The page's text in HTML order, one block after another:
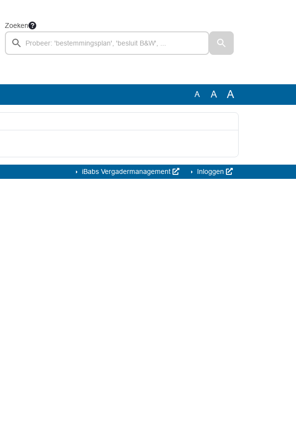
Zoeken
A A A
iBabs Vergadermanagement Inloggen